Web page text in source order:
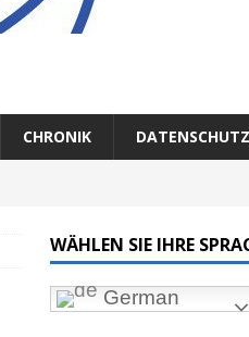
CHRONIK DATENSCHUTZ
WÄHLEN SIE IHRE
German